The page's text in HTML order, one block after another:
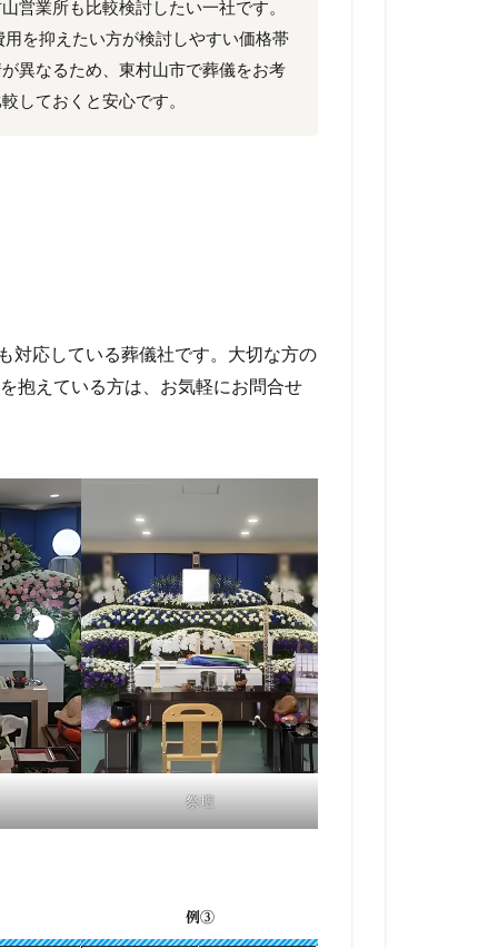
業所も比較検討したい一社です。
を抑えたい方が検討しやすい価格帯
異なるため、東村山市で葬儀をお考
しておくと安心です。
応している葬儀社です。大切な方の
抱えている方は、お気軽にお問合せ
祭壇
例③